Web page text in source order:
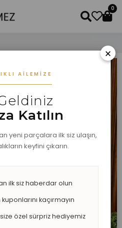
0
×
AILEMIZE
Katılın
yeni parçalara ilk siz ulaşın,
keyfini çıkarın.
ilk siz haberdar olun
kaçırmayın
özel sürpriz hediyemiz